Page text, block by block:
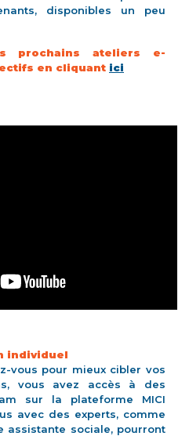
disponibles un peu
prochains ateliers e-
en cliquant ici
individuel
vous pour mieux cibler vos
vous avez accès à des
sur la plateforme MICI
avec des experts, comme
assistante sociale, pourront